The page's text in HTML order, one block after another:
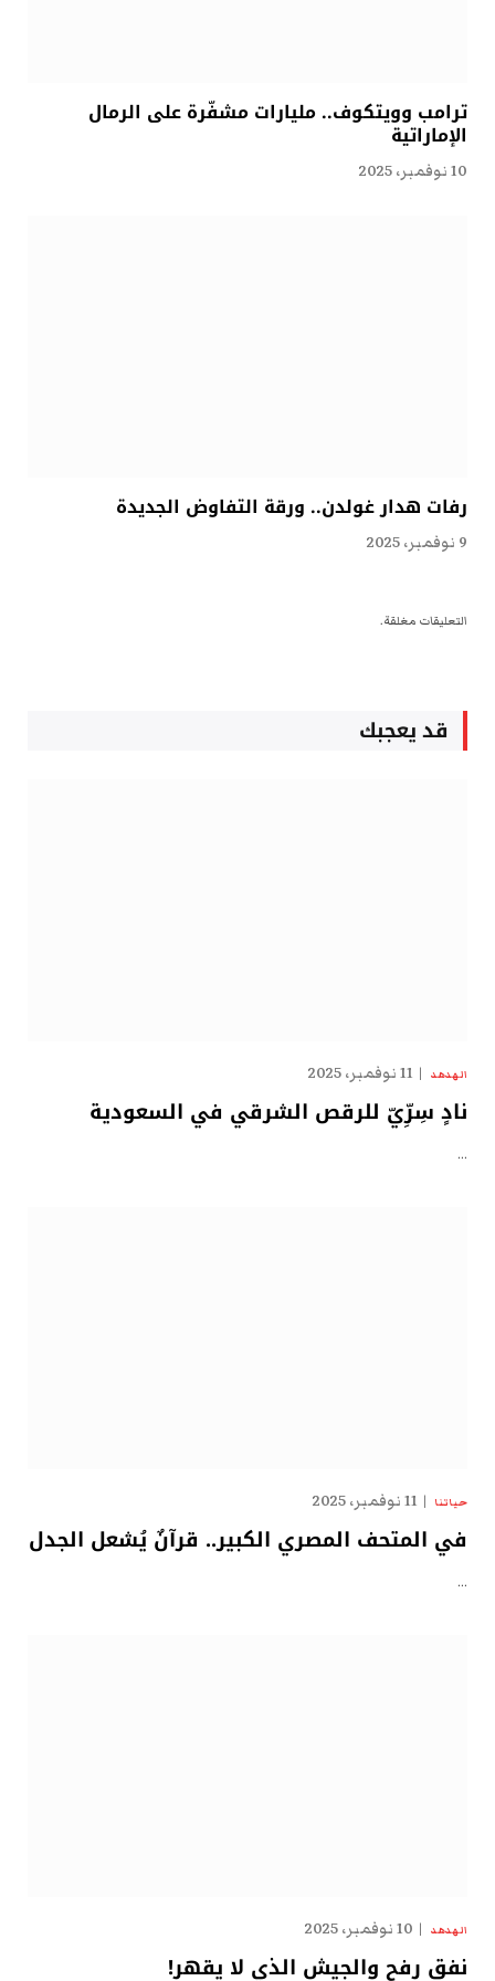
ترامب وويتكوف.. مليارات مشفّرة على الرمال
الإماراتية
10 نوفمبر، 2025
رفات هدار غولدن.. ورقة التفاوض الجديدة
9 نوفمبر، 2025
التعليقات مغلقة.
قد يعجبك
الهدهد 11 نوفمبر، 2025
نادٍ سِرِّيّ للرقص الشرقي في السعودية
…
حياتنا 11 نوفمبر، 2025
في المتحف المصري الكبير.. قرآنٌ يُشعل الجدل
…
الهدهد 10 نوفمبر، 2025
نفق رفح والجيش الذي لا يقهر!